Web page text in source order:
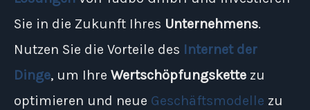
Sie in die Zukunft Ihres Unternehmens.
Nutzen Sie die Vorteile des Internet der
Dinge, um Ihre Wertschöpfungskette zu
optimieren und neue Geschäftsmodelle zu